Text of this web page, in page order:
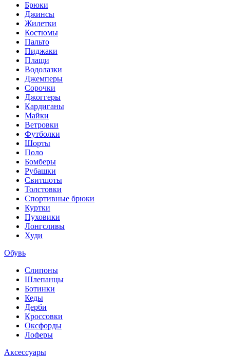
Брюки
Джинсы
Жилетки
Костюмы
Пальто
Пиджаки
Плащи
Водолазки
Джемперы
Сорочки
Джоггеры
Кардиганы
Майки
Ветровки
Футболки
Шорты
Поло
Бомберы
Рубашки
Свитшоты
Толстовки
Спортивные брюки
Куртки
Пуховики
Лонгсливы
Худи
Обувь
Слипоны
Шлепанцы
Ботинки
Кеды
Дерби
Кроссовки
Оксфорды
Лоферы
Аксессуары